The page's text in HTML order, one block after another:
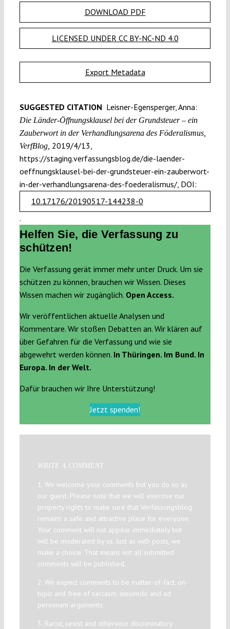
DOWNLOAD PDF
LICENSED UNDER CC BY-NC-ND 4.0
Export Metadata
SUGGESTED CITATION Leisner-Egensperger, Anna:
Die Länder-Öffnungsklausel bei der Grundsteuer – ein
Zauberwort in der Verhandlungsarena des Föderalismus,
VerfBlog, 2019/4/13,
https://staging.verfassungsblog.de/die-laender-
oeffnungsklausel-bei-der-grundsteuer-ein-zauberwort-
in-der-verhandlungsarena-des-foederalismus/, DOI:
10.17176/20190517-144238-0
.
Helfen Sie, die Verfassung zu
schützen!
Die Verfassung gerät immer mehr unter Druck. Um sie
schützen zu können, brauchen wir Wissen. Dieses
Wissen machen wir zugänglich. Open Access.
Wir veröffentlichen aktuelle Analysen und
Kommentare. Wir stoßen Debatten an. Wir klären auf
über Gefahren für die Verfassung und wie sie
abgewehrt werden können. In Thüringen. Im Bund. In
Europa. In der Welt.
Dafür brauchen wir Ihre Unterstützung!
Jetzt spenden!
WRITE A COMMENT
1. We welcome your comments but you do so as
our guest. Please note that we will exercise our
property rights to make sure that Verfassungsblog
remains a safe and attractive place for everyone.
Your comment will not appear immediately but
will be moderated by us. Just as with posts, we
make a choice. That means not all submitted
comments will be published.
2. We expect comments to be matter-of-fact, on-
topic and free of sarcasm, innuendo and ad
personam arguments.
3. Racist, sexist and otherwise discriminatory